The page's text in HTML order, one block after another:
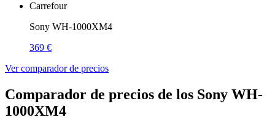
Carrefour
Sony WH-1000XM4
369 €
Ver comparador de precios
Comparador de precios de los Sony WH-
1000XM4